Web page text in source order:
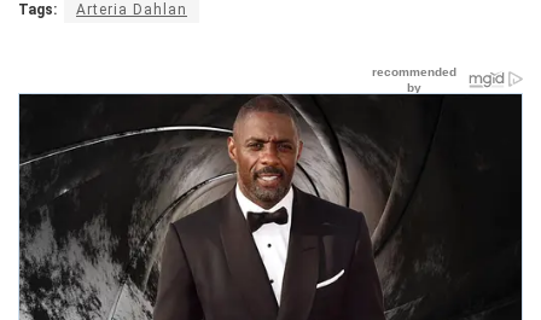
Tags: Arteria Dahlan